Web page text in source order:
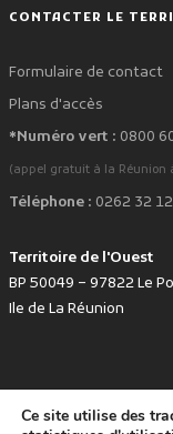
CONTACTER LE
Formulaire de contact
Plans d'accès
*Numéro vert : 0800
(appel gratuit à la Réunion
Téléphone : 0262 32
Territoire de l'Ouest
BP 50049 – 97822 Le
Ile de La Réunion
Développé avec favoritepar
Ce site utilise des